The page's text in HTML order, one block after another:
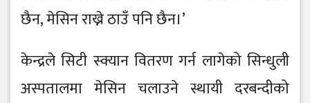
छैन, मेसिन राख्ने ठाउँ पनि छैन।’
केन्द्रले सिटी स्क्यान वितरण गर्न लागेको सिन्धुली
अस्पतालमा मेसिन चलाउने स्थायी दरबन्दीको